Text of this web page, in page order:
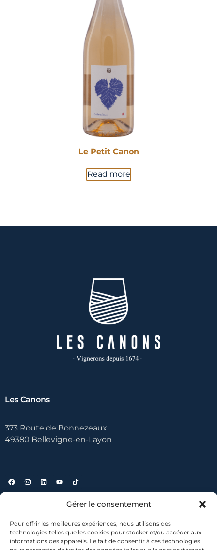
Gérer le consentement
Pour offrir les meilleures expériences, nous utilisons des
technologies telles que les cookies pour stocker et/ou accéder aux
informations des appareils. Le fait de consentir à ces technologies
Le Petit Canon
Read more
Les Canons
373 Route de Bonnezeaux
49380 Bellevigne-en-Layon
Contact